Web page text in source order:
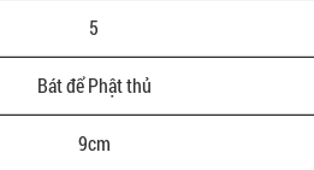
5
Bát để Phật thủ
9cm